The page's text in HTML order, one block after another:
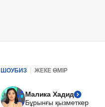
ШОУБИЗ ЖЕКЕ ӨМІР
Малика Хадид
Бұрынғы қызметкер